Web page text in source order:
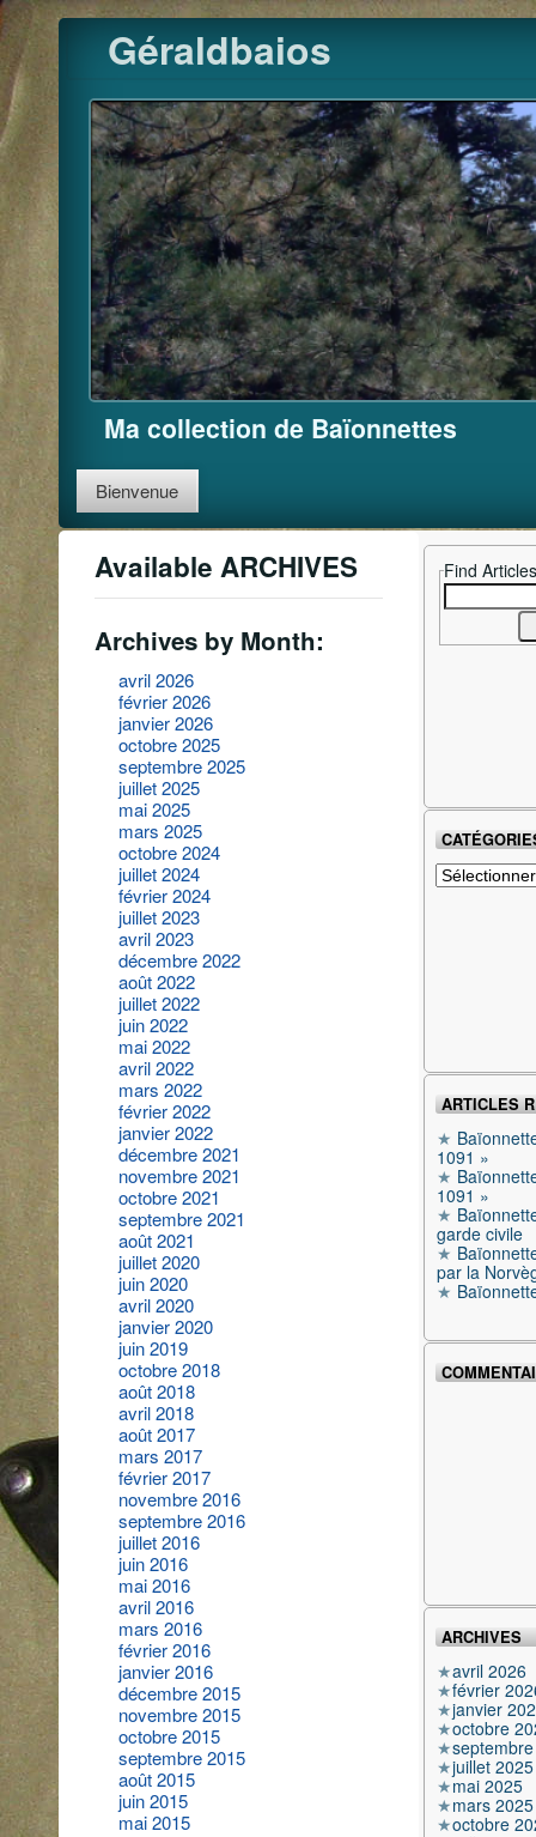
Pour
Skip
to
content
Géraldbaios
Ma collection de Baïonnettes
Bienvenue
Available ARCHIVES
Archives by Month:
avril 2026
février 2026
janvier 2026
octobre 2025
septembre 2025
juillet 2025
mai 2025
mars 2025
octobre 2024
juillet 2024
février 2024
juillet 2023
avril 2023
décembre 2022
août 2022
juillet 2022
juin 2022
mai 2022
avril 2022
mars 2022
février 2022
janvier 2022
décembre 2021
novembre 2021
octobre 2021
septembre 2021
août 2021
juillet 2020
juin 2020
avril 2020
janvier 2020
juin 2019
octobre 2018
août 2018
avril 2018
août 2017
mars 2017
février 2017
novembre 2016
septembre 2016
juillet 2016
juin 2016
mai 2016
avril 2016
mars 2016
février 2016
janvier 2016
décembre 2015
novembre 2015
octobre 2015
septembre 2015
août 2015
juin 2015
mai 2015
Find Articles
Search
for:
Catégories
ARTICLES
1091 »
1091 »
garde civile
par la
ARCHIVES
avril 2026
février
janvier
octobre
juillet 2025
mai 2025
mars 2025
octobre